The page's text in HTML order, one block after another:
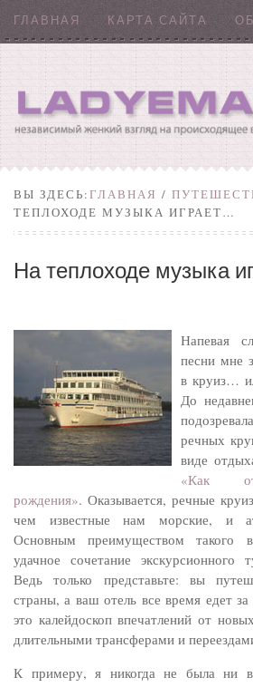
ГЛАВНАЯ КАРТА САЙТА
ВЫ ЗДЕСЬ:ГЛАВНАЯ /
ТЕПЛОХОДЕ МУЗЫКА ИГРАЕТ…
На теплоходе музыка
Напевая
песни мне
в круиз…
До
речных
виде
«Как
рождения». Оказывается, речные
чем известные нам морские, и
Основным преимуществом такого
удачное сочетание
Ведь только представьте: вы
страны, а ваш отель все время едет
это калейдоскоп впечатлений от
длительными трансферами и
К примеру, я никогда не была ни